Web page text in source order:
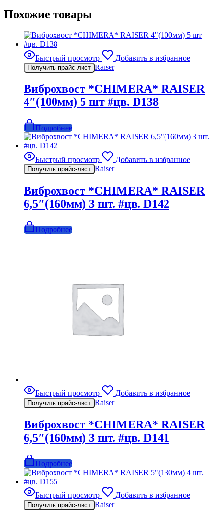
Похожие товары
Быстрый просмотр Добавить в избранное
Получить прайс-лист Raiser
Виброхвост *CHIMERA* RAISER
4″(100мм) 5 шт #цв. D138
Подробнее
Быстрый просмотр Добавить в избранное
Получить прайс-лист Raiser
Виброхвост *CHIMERA* RAISER
6,5″(160мм) 3 шт. #цв. D142
Подробнее
Быстрый просмотр Добавить в избранное
Получить прайс-лист Raiser
Виброхвост *CHIMERA* RAISER
6,5″(160мм) 3 шт. #цв. D141
Подробнее
Быстрый просмотр Добавить в избранное
Получить прайс-лист Raiser